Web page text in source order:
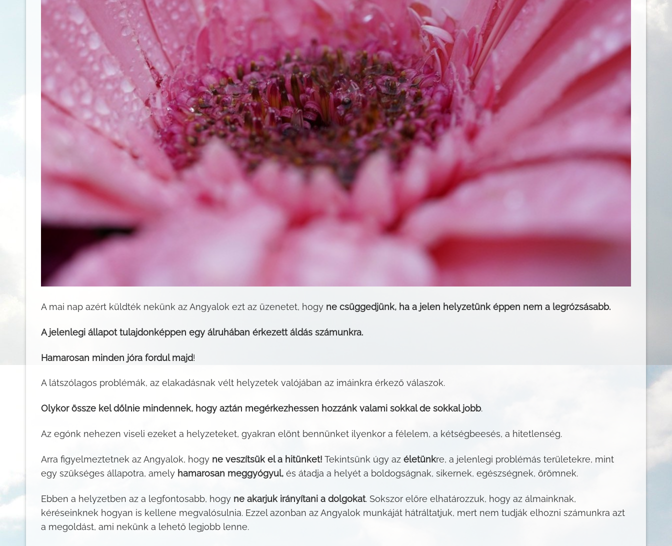
A mai nap azért küldték nekünk az Angyalok ezt az üzenetet, hogy ne csüggedjünk, ha a jelen helyzetünk éppen nem a legrózsásabb.
A jelenlegi állapot tulajdonképpen egy álruhában érkezett áldás számunkra.
Hamarosan minden jóra fordul majd!
A látszólagos problémák, az elakadásnak vélt helyzetek valójában az imáinkra érkező válaszok.
Olykor össze kel dőlnie mindennek, hogy aztán megérkezhessen hozzánk valami sokkal de sokkal jobb.
Az egónk nehezen viseli ezeket a helyzeteket, gyakran elönt bennünket ilyenkor a félelem, a kétségbeesés, a hitetlenség.
Arra figyelmeztetnek az Angyalok, hogy ne veszítsük el a hitünket! Tekintsünk úgy az életünkre, a jelenlegi problémás területekre, mint
egy szükséges állapotra, amely hamarosan meggyógyul, és átadja a helyét a boldogságnak, sikernek, egészségnek, örömnek.
Ebben a helyzetben az a legfontosabb, hogy ne akarjuk irányítani a dolgokat. Sokszor előre elhatározzuk, hogy az álmainknak,
kéréseinknek hogyan is kellene megvalósulnia. Ezzel azonban az Angyalok munkáját hátráltatjuk, mert nem tudják elhozni számunkra azt
a megoldást, ami nekünk a lehető legjobb lenne.